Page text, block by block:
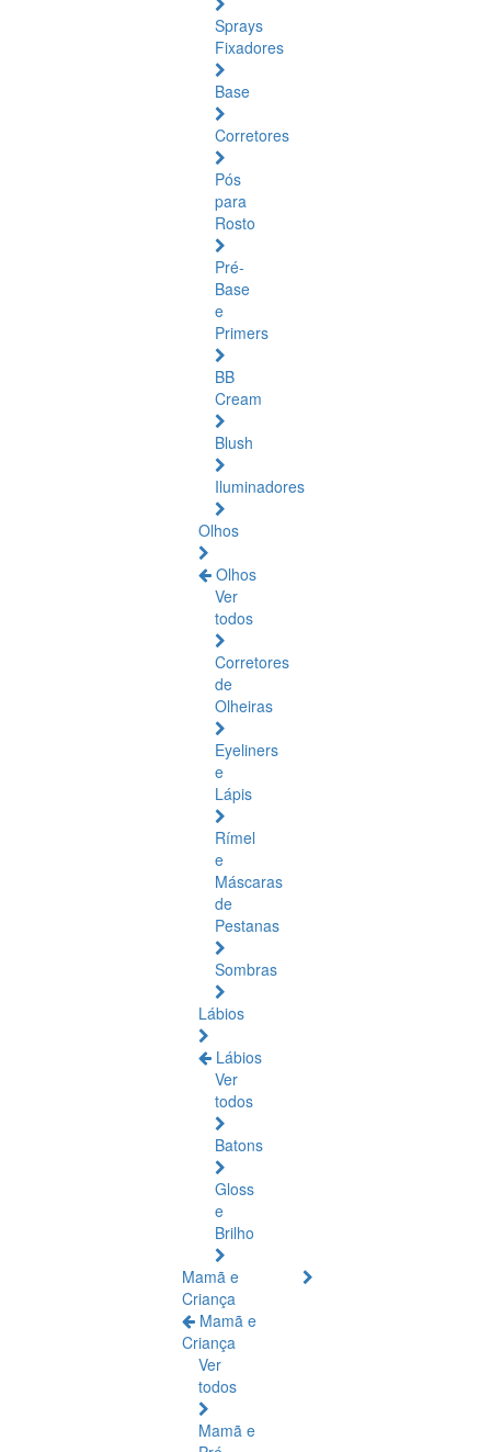
Sprays
Fixadores
Base
Corretores
Pós
para
Rosto
Pré-
Base
e
Primers
BB
Cream
Blush
Iluminadores
Olhos
Olhos
Ver
todos
Corretores
de
Olheiras
Eyeliners
e
Lápis
Rímel
e
Máscaras
de
Pestanas
Sombras
Lábios
Lábios
Ver
todos
Batons
Gloss
e
Brilho
Mamã e
Criança
Mamã e
Criança
Ver
todos
Mamã e